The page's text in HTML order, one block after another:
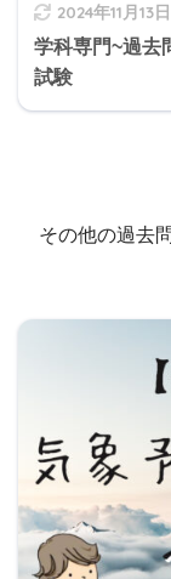
2024年11月13日
学科専門~過去
試験
その他の過去